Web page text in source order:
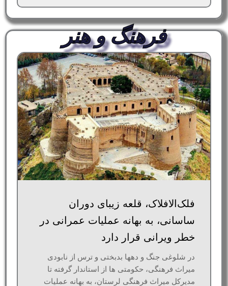
فرهنگ و هنر
فلک‌الافلاک، قلعه زیبای دوران
ساسانی، به بهانه عملیات عمرانی در
خطر ویرانی قرار دارد
در شلوغی جنگ و دهها بدبختی و ترس از نابودی
میراث فرهنگی، حکومتی ها از استاندار گرفته تا
مدیرکل میراث فرهنگی لرستان، به بهانه عملیات